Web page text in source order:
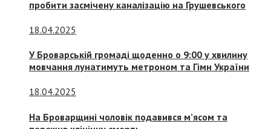
пробити засмічену каналізацію на Грушевського
18.04.2025
У Броварській громаді щоденно о 9:00 у хвилину
мовчання лунатимуть метроном та Гімн України
18.04.2025
На Броварщині чоловік подавився м’ясом та